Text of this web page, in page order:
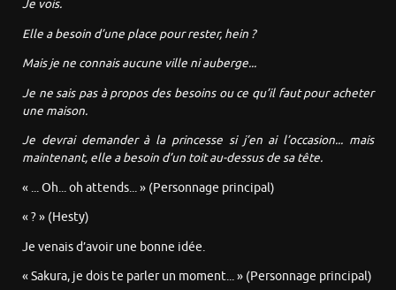
Je vois.
Elle a besoin d’une place pour rester, hein ?
Mais je ne connais aucune ville ni auberge...
Je ne sais pas à propos des besoins ou ce qu’il faut pour acheter
une maison.
Je devrai demander à la princesse si j’en ai l’occasion... mais
maintenant, elle a besoin d’un toit au-dessus de sa tête.
« ... Oh... oh attends... » (Personnage principal)
« ? » (Hesty)
Je venais d’avoir une bonne idée.
« Sakura, je dois te parler un moment... » (Personnage principal)